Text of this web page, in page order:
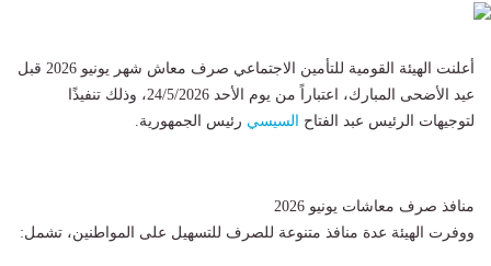
أعلنت الهيئة القومية للتأمين الاجتماعي صرف معاش شهر يونيو 2026 قبل
عيد الأضحى المبارك، اعتباراً من يوم الأحد 24/5/2026، وذلك تنفيذًا
لتوجيهات الرئيس عبد الفتاح
السيسي رئيس الجمهورية.
منافذ صرف معاشات يونيو 2026
ووفرت الهيئة عدة منافذ متنوعة للصرف للتسهيل على المواطنين، تشمل: